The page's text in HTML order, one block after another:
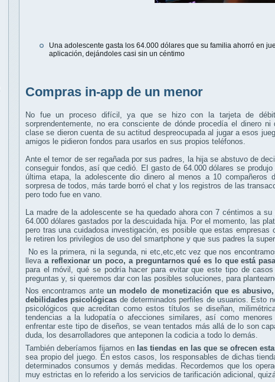
Una adolescente gasta los 64.000 dólares que su familia ahorró en
aplicación, dejándoles casi sin un céntimo
Compras in-app de un menor
No fue un proceso difícil, ya que se hizo con la tarjeta de
sorprendentemente, no era consciente de dónde procedía el dinero
clase se dieron cuenta de su actitud despreocupada al jugar a esos
amigos le pidieron fondos para usarlos en sus propios teléfonos.
Ante el temor de ser regañada por sus padres, la hija se abstuvo de
conseguir fondos, así que cedió. El gasto de 64.000 dólares se
última etapa, la adolescente dio dinero al menos a 10
sorpresa de todos, más tarde borró el chat y los registros de las
pero todo fue en vano.
La madre de la adolescente se ha quedado ahora con 7 céntimos a
64.000 dólares gastados por la descuidada hija. Por el momento, las
pero tras una cuidadosa investigación, es posible que estas
le retiren los privilegios de uso del smartphone y que sus padres la
No es la primera, ni la segunda, ni etc,etc,etc vez que nos
lleva a reflexionar un poco, a preguntarnos qué es lo que está
para el móvil, qué se podría hacer para evitar que este tipo de
preguntas y, si queremos dar con las posibles soluciones, para
Nos encontramos ante un modelo de monetización que es
debilidades psicológicas de determinados perfiles de usuarios. Esto
psicológicos que acreditan como estos títulos se diseñan,
tendencias a la ludopatía o afecciones similares, así como
enfrentar este tipo de diseños, se vean tentados más allá de lo son
duda, los desarrolladores que anteponen la codicia a todo lo demás.
También deberíamos fijarnos en las tiendas en las que se ofrecen
sea propio del juego. En estos casos, los responsables de dichas
determinados consumos y demás medidas. Recordemos que los
muy estrictas en lo referido a los servicios de tarificación adicional,